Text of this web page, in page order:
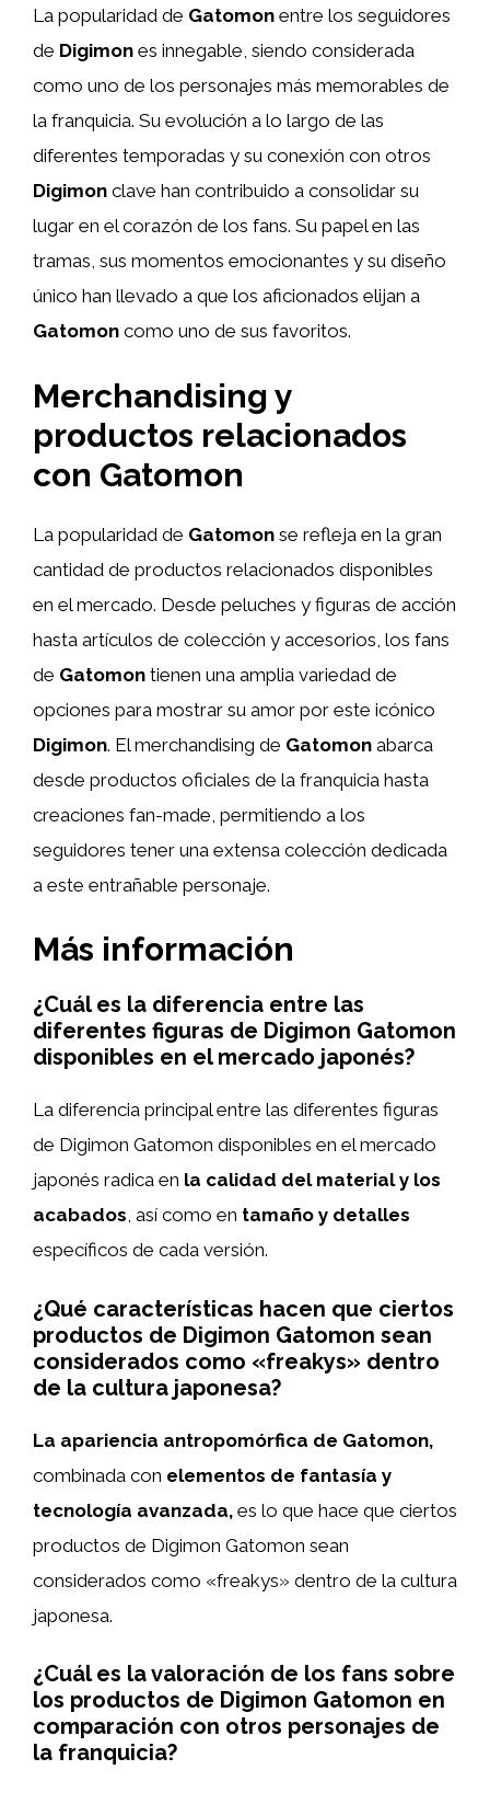
La popularidad de Gatomon entre los seguidores
de Digimon es innegable, siendo considerada
como uno de los personajes más memorables de
la franquicia. Su evolución a lo largo de las
diferentes temporadas y su conexión con otros
Digimon clave han contribuido a consolidar su
lugar en el corazón de los fans. Su papel en las
tramas, sus momentos emocionantes y su diseño
único han llevado a que los aficionados elijan a
Gatomon como uno de sus favoritos.
Merchandising y
productos relacionados
con Gatomon
La popularidad de Gatomon se refleja en la gran
cantidad de productos relacionados disponibles
en el mercado. Desde peluches y figuras de acción
hasta artículos de colección y accesorios, los fans
de Gatomon tienen una amplia variedad de
opciones para mostrar su amor por este icónico
Digimon. El merchandising de Gatomon abarca
desde productos oficiales de la franquicia hasta
creaciones fan-made, permitiendo a los
seguidores tener una extensa colección dedicada
a este entrañable personaje.
Más información
¿Cuál es la diferencia entre las
diferentes figuras de Digimon Gatomon
disponibles en el mercado japonés?
La diferencia principal entre las diferentes figuras
de Digimon Gatomon disponibles en el mercado
japonés radica en la calidad del material y los
acabados, así como en tamaño y detalles
específicos de cada versión.
¿Qué características hacen que ciertos
productos de Digimon Gatomon sean
considerados como «freakys» dentro
de la cultura japonesa?
La apariencia antropomórfica de Gatomon,
combinada con elementos de fantasía y
tecnología avanzada, es lo que hace que ciertos
productos de Digimon Gatomon sean
considerados como «freakys» dentro de la cultura
japonesa.
¿Cuál es la valoración de los fans sobre
los productos de Digimon Gatomon en
comparación con otros personajes de
la franquicia?